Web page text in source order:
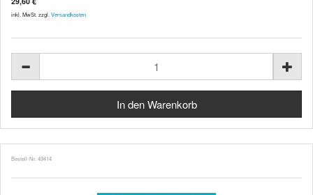
inkl. MwSt. zzgl. Versandkosten
Bestell-Nr. 49414